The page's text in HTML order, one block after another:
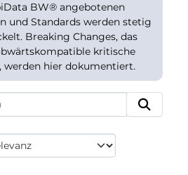
BW® angebotenen
und Standards werden stetig
Breaking Changes, das
kritische
werden hier dokumentiert.